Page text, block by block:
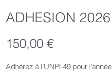
ADHESION 2026
150,00 €Prix
Adhérez à l'UNPI 49 pour